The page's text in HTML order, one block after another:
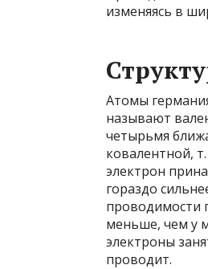
изменяясь в
Атомы
называют
четырьмя
ковалентной,
электрон
гораздо
проводимости
меньше, чем у
электроны
проводит.